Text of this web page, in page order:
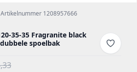
Artikelnummer 1208957666
35-35 Fragranite black
spoelbak